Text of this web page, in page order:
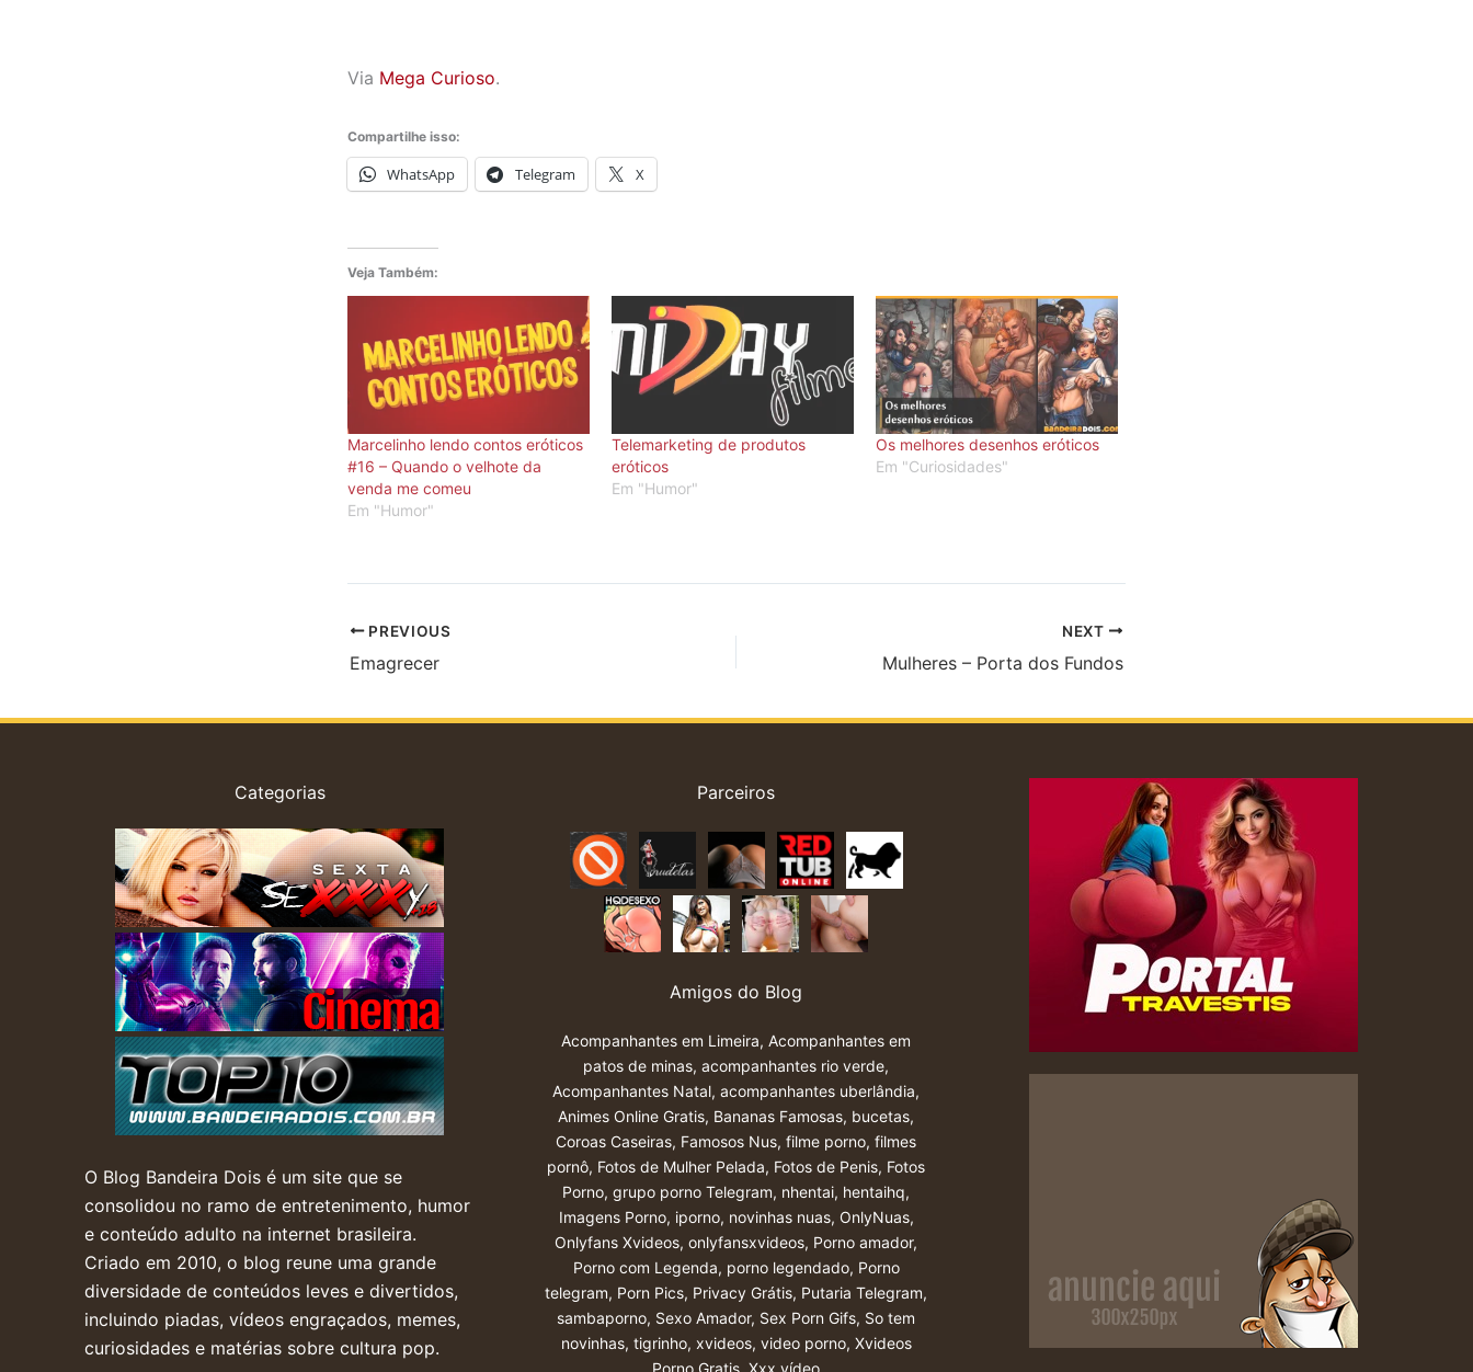
Via Mega Curioso.
Compartilhe isso:
WhatsApp Telegram X
Veja Também:
Marcelinho lendo contos eróticos
#16 – Quando o velhote da
venda me comeu
Em "Humor"
Telemarketing de produtos
eróticos
Em "Humor"
Os melhores desenhos eróticos
Em "Curiosidades"
PREVIOUS
Emagrecer
NEXT
Mulheres – Porta dos Fundos
Categorias
O Blog Bandeira Dois é um site que se
consolidou no ramo de entretenimento, humor
e conteúdo adulto na internet brasileira.
Criado em 2010, o blog reune uma grande
diversidade de conteúdos leves e divertidos,
incluindo piadas, vídeos engraçados, memes,
curiosidades e matérias sobre cultura pop.
Parceiros
Amigos do Blog
Acompanhantes em Limeira,Acompanhantes em
patos de minas,acompanhantes rio verde,
Acompanhantes Natal,acompanhantes uberlândia,
Animes Online Gratis, Bananas Famosas, bucetas,
Coroas Caseiras, Famosos Nus,filme porno,filmes
pornô, Fotos de Mulher Pelada, Fotos de Penis, Fotos
Porno,grupo porno Telegram, nhentai, hentaihq,
Imagens Porno, iporno, novinhas nuas, OnlyNuas,
Onlyfans Xvideos,onlyfansxvideos, Porno amador,
Porno com Legenda, porno legendado, Porno
telegram, Porn Pics, Privacy Grátis, Putaria Telegram,
sambaporno, Sexo Amador, Sex Porn Gifs, So tem
novinhas, tigrinho, xvideos, video porno, Xvideos
Porno Gratis ,Xxx vídeo